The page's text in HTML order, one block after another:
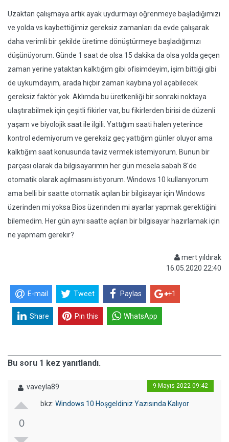
Uzaktan çalışmaya artık ayak uydurmayı öğrenmeye başladığımızı
ve yolda vs kaybettiğimiz gereksiz zamanları da evde çalışarak
daha verimli bir şekilde üretime dönüştürmeye başladığımızı
düşünüyorum. Günde 1 saat de olsa 15 dakika da olsa yolda geçen
zaman yerine yataktan kalktığım gibi ofisimdeyim, işim bittiği gibi
de uykumdayım, arada hiçbir zaman kaybına yol açabilecek
gereksiz faktör yok. Aklımda bu üretkenliği bir sonraki noktaya
ulaştırabilmek için çeşitli fikirler var, bu fikirlerden birisi de düzenli
yaşam ve biyolojik saat ile ilgili. Yattığım saati halen yeterince
kontrol edemiyorum ve gereksiz geç yattığım günler oluyor ama
kalktığım saat konusunda taviz vermek istemiyorum. Bunun bir
parçası olarak da bilgisayarımın her gün mesela sabah 8'de
otomatik olarak açılmasını istiyorum. Windows 10 kullanıyorum
ama belli bir saatte otomatik açılan bir bilgisayar için Windows
üzerinden mi yoksa Bios üzerinden mi ayarlar yapmak gerektiğini
bilemedim. Her gün aynı saatte açılan bir bilgisayar hazırlamak için
ne yapmam gerekir?
mert yıldırak
16.05.2020 22:40
E-mail Tweet Paylas +1
Share Pin this WhatsApp
Bu soru 1 kez yanıtlandı.
vaveyla89 9 Mayıs 2022 09:42
0
bkz: Windows 10 Hoşgeldiniz Yazısında Kalıyor